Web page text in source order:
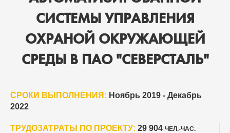
СИСТЕМЫ УПРАВЛЕНИЯ
ОХРАНОЙ ОКРУЖАЮЩЕЙ
СРЕДЫ В ПАО "СЕВЕРСТАЛЬ"
СРОКИ ВЫПОЛНЕНИЯ: Ноябрь 2019 - Декабрь
2022
ТРУДОЗАТРАТЫ ПО ПРОЕКТУ: 29 904 ЧЕЛ.-ЧАС.